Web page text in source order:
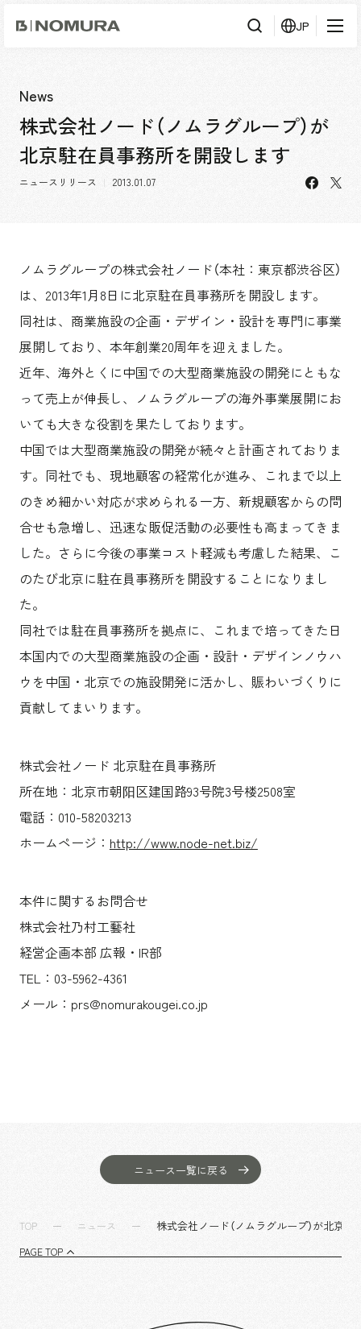
乃
村
工
JP
索
事業内容
事業内容TOP
市場領域
会社概要・アクセス
役員構成・組織図
拠点一覧
グループ会社
沿革
すべて
アーバン & リテール
ホスピタリティ
コーポレート
エンターテインメント
コンベンション & イベント
パブリック
採用情報
採用情報TOP
新卒採用
キャリア採用
働く環境
プロジェクト紹介
派遣社員について
IR情報
サステナビリティ
ニュース
よくあるご質問
協力会社様専用ページ
お問い合わせ
JP EN CN
乃村工藝社の最新ニュースをお届けしております
乃村工藝社の実績紹介を中心に発信しております
空間づくりのプロセスをお届けしております
News
株式会社ノード（ノムラグループ）が
北京駐在員事務所を開設します
ニュースリリース 2013.01.07 X
ノムラグループの株式会社ノード（本社：東京都渋谷区）
は、2013年1月8日に北京駐在員事務所を開設します。
同社は、商業施設の企画・デザイン・設計を専門に事業
展開しており、本年創業20周年を迎えました。
近年、海外とくに中国での大型商業施設の開発にともな
って売上が伸長し、ノムラグループの海外事業展開にお
いても大きな役割を果たしております。
中国では大型商業施設の開発が続々と計画されておりま
す。同社でも、現地顧客の経常化が進み、これまで以上
のきめ細かい対応が求められる一方、新規顧客からの問
合せも急増し、迅速な販促活動の必要性も高まってきま
した。さらに今後の事業コスト軽減も考慮した結果、こ
のたび北京に駐在員事務所を開設することになりまし
た。
同社では駐在員事務所を拠点に、これまで培ってきた日
本国内での大型商業施設の企画・設計・デザインノウハ
ウを中国・北京での施設開発に活かし、賑わいづくりに
貢献してまいります。
株式会社ノード 北京駐在員事務所
所在地：北京市朝阳区建国路93号院3号楼2508室
電話：010-58203213
ホームページ： http://www.node-net.biz/
本件に関するお問合せ
株式会社乃村工藝社
経営企画本部 広報・IR部
TEL：03-5962-4361
メール：prs@nomurakougei.co.jp
ニュース一覧に戻る
TOP ニュース 株式会社ノード（ノムラグループ）が北京
PAGE TOP